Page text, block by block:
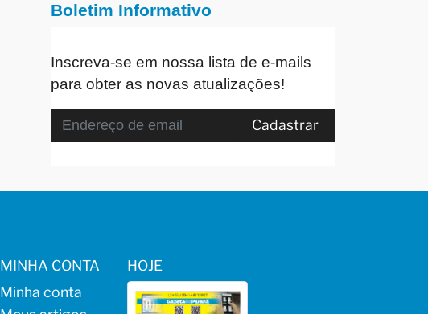
Boletim Informativo
Inscreva-se em nossa lista de e-mails
para obter as novas atualizações!
Cadastrar
MINHA CONTA
Minha conta
HOJE